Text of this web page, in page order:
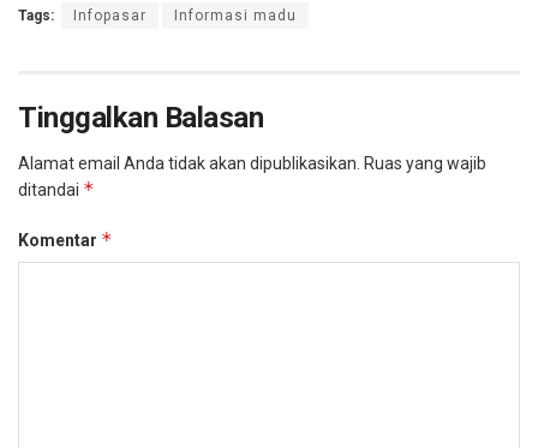
Tags: Infopasar Informasi madu
Tinggalkan Balasan
Alamat email Anda tidak akan dipublikasikan. Ruas yang wajib
ditandai *
Komentar *